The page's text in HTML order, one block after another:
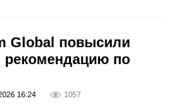
Global повысили
рекомендацию по
16:24 1057